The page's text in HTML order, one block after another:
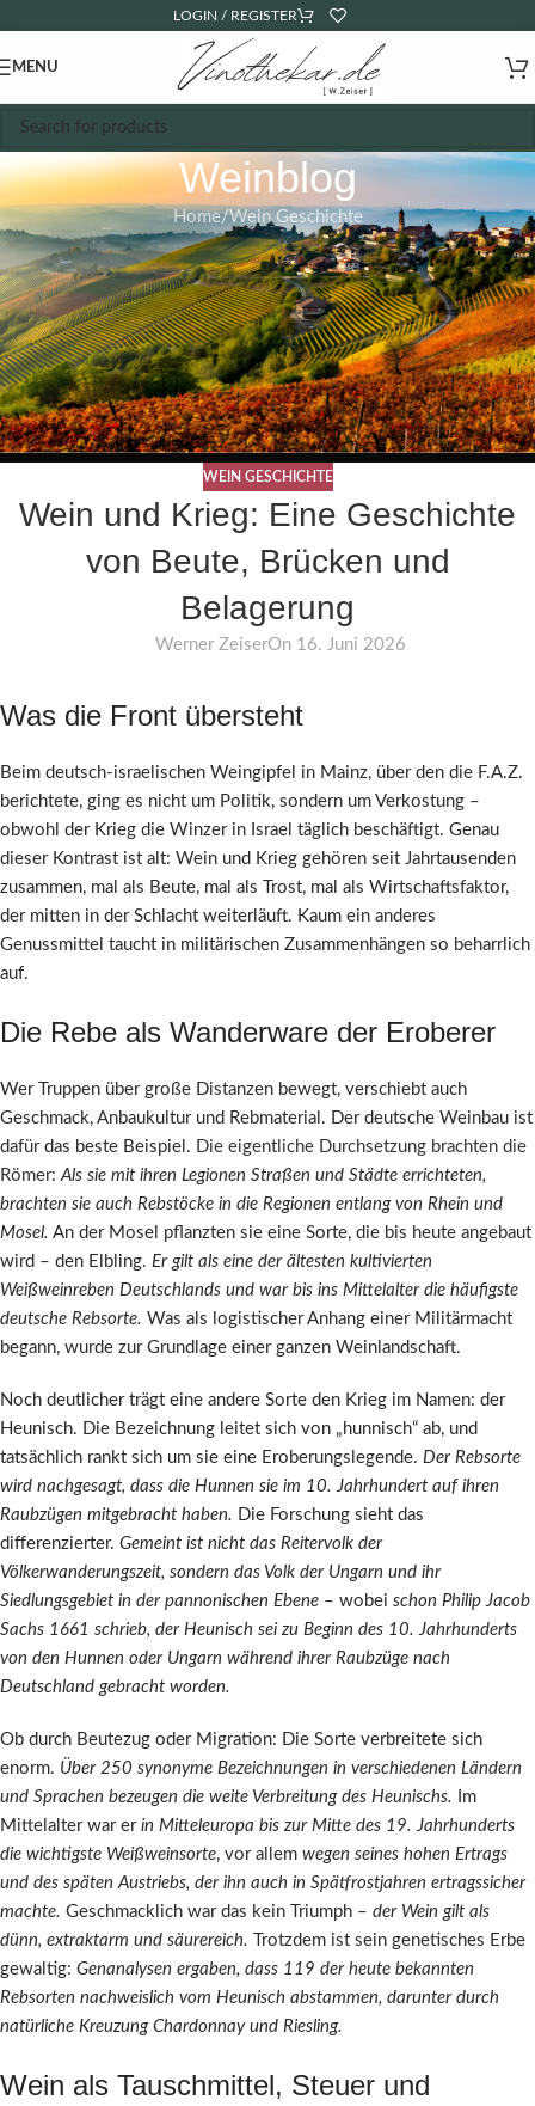
LOGIN / REGISTER
MENU
Weinblog
Home Wein Geschichte
WEIN GESCHICHTE
Wein und Krieg: Eine Geschichte
von Beute, Brücken und
Belagerung
Werner ZeiserOn 16. Juni 2026
Was die Front übersteht
Beim deutsch-israelischen Weingipfel in Mainz, über den die F.A.Z.
berichtete, ging es nicht um Politik, sondern um Verkostung –
obwohl der Krieg die Winzer in Israel täglich beschäftigt. Genau
dieser Kontrast ist alt: Wein und Krieg gehören seit Jahrtausenden
zusammen, mal als Beute, mal als Trost, mal als Wirtschaftsfaktor,
der mitten in der Schlacht weiterläuft. Kaum ein anderes
Genussmittel taucht in militärischen Zusammenhängen so beharrlich
auf.
Die Rebe als Wanderware der Eroberer
Wer Truppen über große Distanzen bewegt, verschiebt auch
Geschmack, Anbaukultur und Rebmaterial. Der deutsche Weinbau ist
dafür das beste Beispiel. Die eigentliche Durchsetzung brachten die
Römer:Als sie mit ihren Legionen Straßen und Städte errichteten,
brachten sie auch Rebstöcke in die Regionen entlang von Rhein und
Mosel. An der Mosel pflanzten sie eine Sorte, die bis heute angebaut
wird – den Elbling. Er gilt als eine der ältesten kultivierten
Weißweinreben Deutschlands und war bis ins Mittelalter die häufigste
deutsche Rebsorte. Was als logistischer Anhang einer Militärmacht
begann, wurde zur Grundlage einer ganzen Weinlandschaft.
Noch deutlicher trägt eine andere Sorte den Krieg im Namen: der
Heunisch. Die Bezeichnung leitet sich von „hunnisch“ ab, und
tatsächlich rankt sich um sie eine Eroberungslegende. Der Rebsorte
wird nachgesagt, dass die Hunnen sie im 10. Jahrhundert auf ihren
Raubzügen mitgebracht haben. Die Forschung sieht das
differenzierter. Gemeint ist nicht das Reitervolk der
Völkerwanderungszeit, sondern das Volk der Ungarn und ihr
Siedlungsgebiet in der pannonischen Ebene – wobei schon Philip Jacob
Sachs 1661 schrieb, der Heunisch sei zu Beginn des 10. Jahrhunderts
von den Hunnen oder Ungarn während ihrer Raubzüge nach
Deutschland gebracht worden.
Ob durch Beutezug oder Migration: Die Sorte verbreitete sich
enorm. Über 250 synonyme Bezeichnungen in verschiedenen Ländern
und Sprachen bezeugen die weite Verbreitung des Heunischs. Im
Mittelalter war er in Mitteleuropa bis zur Mitte des 19. Jahrhunderts
die wichtigste Weißweinsorte, vor allem wegen seines hohen Ertrags
und des späten Austriebs, der ihn auch in Spätfrostjahren ertragssicher
machte. Geschmacklich war das kein Triumph – der Wein gilt als
dünn, extraktarm und säurereich. Trotzdem ist sein genetisches Erbe
gewaltig: Genanalysen ergaben, dass 119 der heute bekannten
Rebsorten nachweislich vom Heunisch abstammen, darunter durch
natürliche Kreuzung Chardonnay und Riesling.
Wein als Tauschmittel, Steuer und